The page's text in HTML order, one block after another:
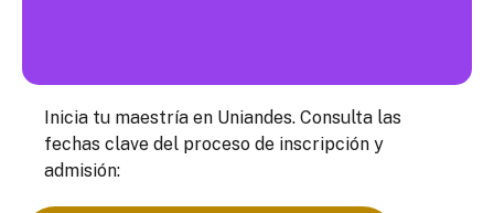
Inicia tu maestría en Uniandes. Consulta las
fechas clave del proceso de inscripción y
admisión: